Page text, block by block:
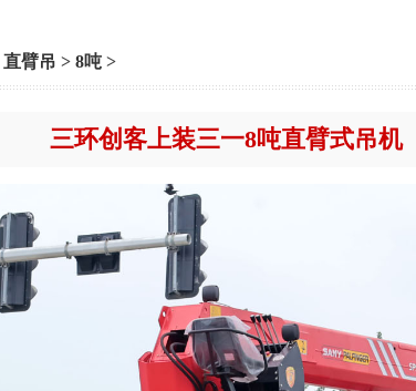
直臂吊 > 8吨 >
三环创客上装三一8吨直臂式吊机